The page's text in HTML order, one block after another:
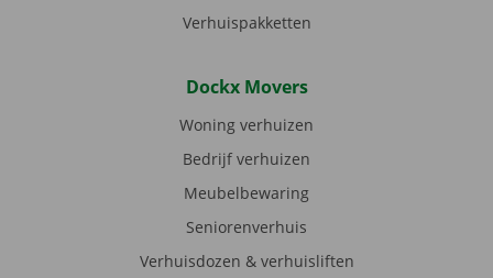
Verhuispakketten
Dockx Movers
Woning verhuizen
Bedrijf verhuizen
Meubelbewaring
Seniorenverhuis
Verhuisdozen & verhuisliften